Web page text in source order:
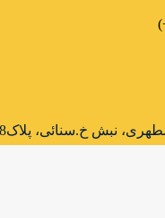
نبش خ.سنائی، پلاک368 طبقه1 واحد5